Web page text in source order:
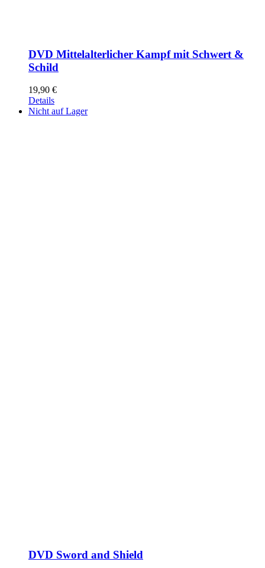
DVD Mittelalterlicher Kampf mit Schwert &
Schild
19,90 €
Details
Nicht auf Lager
DVD Sword and Shield